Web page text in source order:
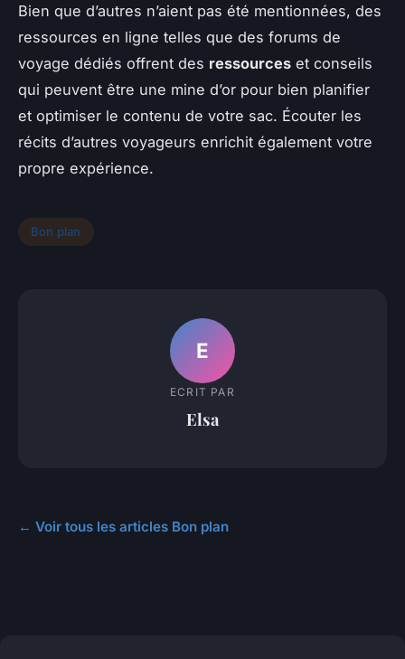
Bien que d’autres n’aient pas été mentionnées, des
ressources en ligne telles que des forums de
voyage dédiés offrent des ressources et conseils
qui peuvent être une mine d’or pour bien planifier
et optimiser le contenu de votre sac. Écouter les
récits d’autres voyageurs enrichit également votre
propre expérience.
Bon plan
E
ECRIT PAR
Elsa
← Voir tous les articles Bon plan